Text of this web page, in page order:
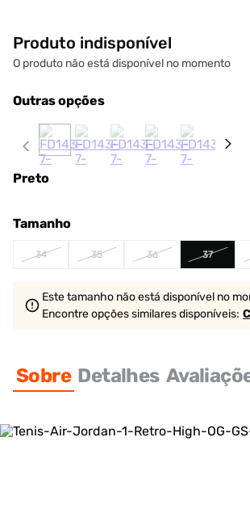
Produto indisponível
O produto não está disponível no momento
Outras opções
Preto
Tamanho
34 35 36 37
Este tamanho não está disponível no
Encontre opções similaresdisponíveis:
Sobre Detalhes